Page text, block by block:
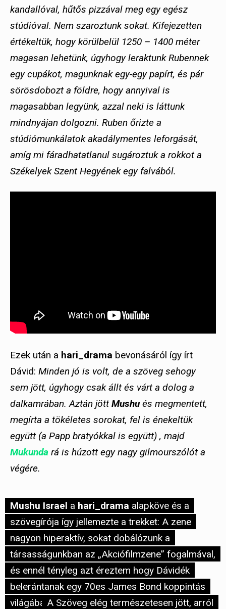
kandallóval, hűtős pizzával meg egy egész
stúdióval. Nem szaroztunk sokat. Kifejezetten
értékeltük, hogy körülbelül 1250 – 1400 méter
magasan lehetünk, úgyhogy leraktunk Rubennek
egy cupákot, magunknak egy-egy papírt, és pár
sörösdobozt a földre, hogy annyival is
magasabban legyünk, azzal neki is láttunk
mindnyájan dolgozni. Ruben őrizte a
stúdiómunkálatok akadálymentes leforgását,
amíg mi fáradhatatlanul sugároztuk a rokkot a
Székelyek Szent Hegyének egy falvából.
Ezek után a hari_drama bevonásáról így írt
Dávid: Minden jó is volt, de a szöveg sehogy
sem jött, úgyhogy csak állt és várt a dolog a
dalkamrában. Aztán jöttMushués megmentett,
megírta a tökéletes sorokat, fel is énekeltük
együtt (a Papp bratyókkal is együtt) , majd
Mukunda rá is húzott egy nagy gilmourszólót a
végére.
Mushu Israel a hari_drama alapköve és a
szövegírója így jellemezte a trekket: A zene
nagyon hiperaktív, sokat dobálózunk a
társasságunkban az „Akciófilmzene” fogalmával,
és ennél tényleg azt éreztem hogy Dávidék
belerántanak egy 70es James Bond koppintás
világába. A Szöveg elég természetesen jött, arról